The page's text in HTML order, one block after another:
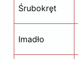
Śrubokręt
Imadło